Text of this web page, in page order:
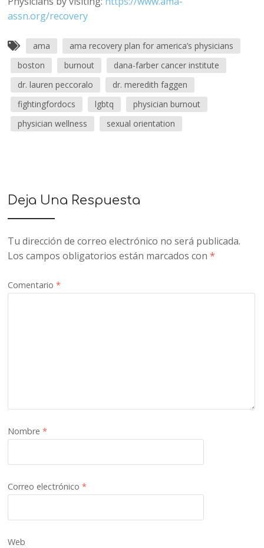
assn.org/recovery
ama
ama recovery plan for america’s physicians
boston
burnout
dana-farber cancer institute
dr. lauren peccoralo
dr. meredith faggen
fightingfordocs
lgbtq
physician burnout
physician wellness
sexual orientation
Deja Una Respuesta
Tu dirección de correo electrónico no será publicada.
Los campos obligatorios están marcados con*
Comentario*
Nombre*
Correo electrónico*
Web